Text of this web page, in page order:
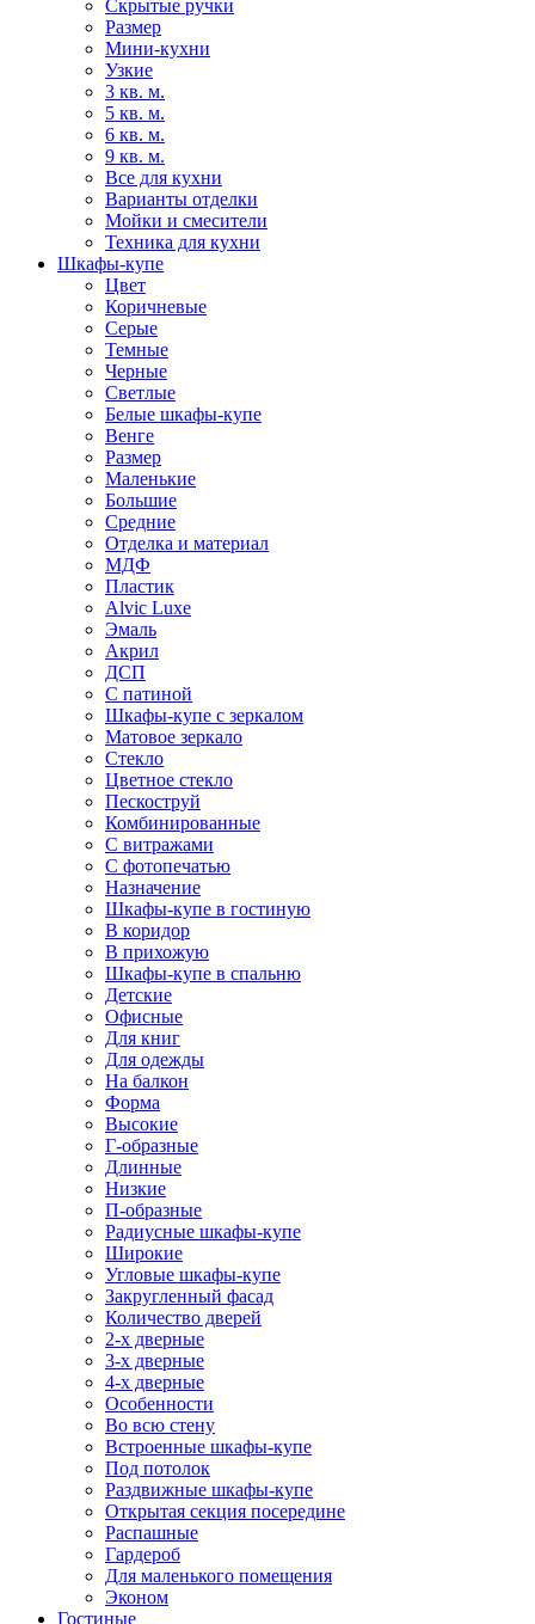
Скрытые ручки
Размер
Мини-кухни
Узкие
3 кв. м.
5 кв. м.
6 кв. м.
9 кв. м.
Все для кухни
Варианты отделки
Мойки и смесители
Техника для кухни
Шкафы-купе
Цвет
Коричневые
Серые
Темные
Черные
Светлые
Белые шкафы-купе
Венге
Размер
Маленькие
Большие
Средние
Отделка и материал
МДФ
Пластик
Alvic Luxe
Эмаль
Акрил
ДСП
С патиной
Шкафы-купе с зеркалом
Матовое зеркало
Стекло
Цветное стекло
Пескоструй
Комбинированные
С витражами
С фотопечатью
Назначение
Шкафы-купе в гостиную
В коридор
В прихожую
Шкафы-купе в спальню
Детские
Офисные
Для книг
Для одежды
На балкон
Форма
Высокие
Г-образные
Длинные
Низкие
П-образные
Радиусные шкафы-купе
Широкие
Угловые шкафы-купе
Закругленный фасад
Количество дверей
2-х дверные
3-х дверные
4-х дверные
Особенности
Во всю стену
Встроенные шкафы-купе
Под потолок
Раздвижные шкафы-купе
Открытая секция посередине
Распашные
Гардероб
Для маленького помещения
Эконом
Гостиные